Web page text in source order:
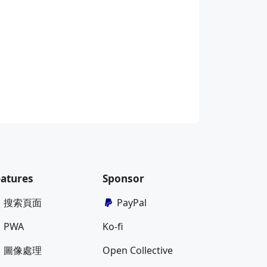
搜索頁面
PWA
圖像處理
Sponsor
PayPal
Ko-fi
Open Collective